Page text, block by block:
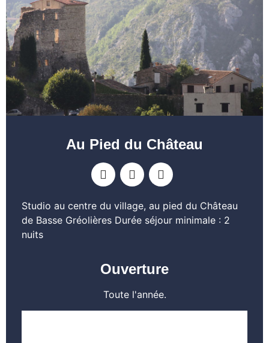
Au Pied du Château
Studio au centre du village, au pied du Château
de Basse Gréolières Durée séjour minimale : 2
nuits
Ouverture
Toute l'année.